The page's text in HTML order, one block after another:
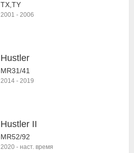
TX,TY
2001 - 2006
Hustler
MR31/41
2014 - 2019
Hustler II
MR52/92
2020 - наст. время